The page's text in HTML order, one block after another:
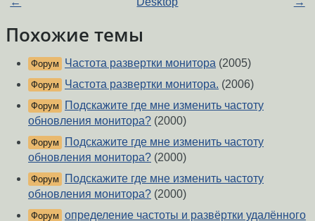
Похожие темы
Форум Частота развертки монитора (2005)
Форум Частота развертки монитора. (2006)
Форум
Подскажите где мне изменить частоту
обновления монитора? (2000)
Форум
Подскажите где мне изменить частоту
обновления монитора? (2000)
Форум
Подскажите где мне изменить частоту
обновления монитора? (2000)
Форум определение частоты и развёртки удалённого